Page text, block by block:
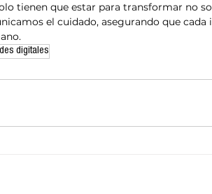
tienen que estar para transformar no
el cuidado, asegurando que
digitales